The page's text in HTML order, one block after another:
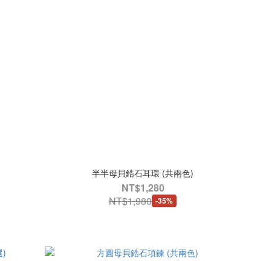
半半母貝鋯石耳環 (共兩色)
NT$1,280
NT$1,980 -35%